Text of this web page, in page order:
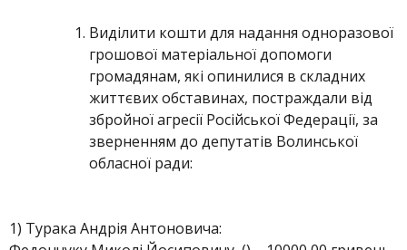
Виділити кошти для надання одноразової
грошової матеріальної допомоги
громадянам, які опинилися в складних
життєвих обставинах, постраждали від
збройної агресії Російської Федерації, за
зверненням до депутатів Волинської
обласної ради:
1) Турака Андрія Антоновича: